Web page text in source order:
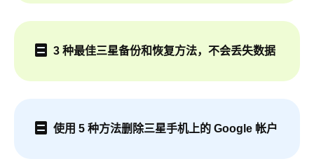
3 种最佳三星备份和恢复方法，不会丢失数据
使用 5 种方法删除三星手机上的 Google 帐户